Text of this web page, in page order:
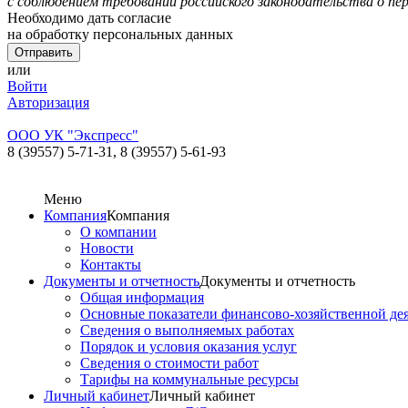
Необходимо дать согласие
на обработку персональных данных
или
Войти
Авторизация
ООО УК "Экспресс"
8 (39557) 5-71-31, 8 (39557) 5-61-93
Меню
КомпанияКомпания
О компании
Новости
Контакты
Документы и отчетностьДокументы и отчетность
Общая информация
Основные показатели финансово-хозяйственной
Сведения о выполняемых работах
Порядок и условия оказания услуг
Сведения о стоимости работ
Тарифы на коммунальные ресурсы
Личный кабинетЛичный кабинет